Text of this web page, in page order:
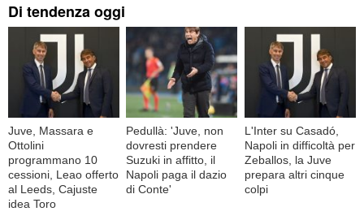
Di tendenza oggi
Juve, Massara e
Ottolini
programmano 10
cessioni, Leao offerto
al Leeds, Cajuste
idea Toro
Pedullà: 'Juve, non
dovresti prendere
Suzuki in affitto, il
Napoli paga il dazio
di Conte'
L'Inter su Casadó,
Napoli in difficoltà per
Zeballos, la Juve
prepara altri cinque
colpi